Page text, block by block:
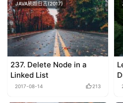
JAVA刷题日志(2017)
237. Delete Node in a
Linked List
2017-08-14 213